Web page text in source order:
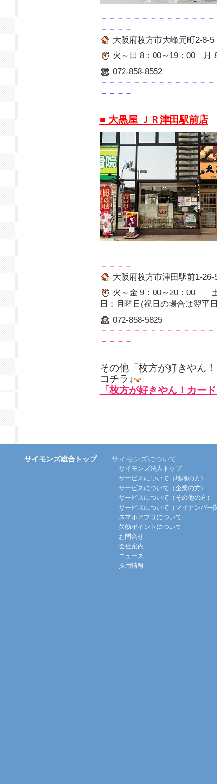
－－－－－－－－－－－－－
－－－－
大阪府枚方市大峰元町2-8-5
火～日 8：00～19：00 月
072-858-8552
－－－－－－－－－－－－－
－－－－
■ 大黒屋 ＪＲ津田駅前店
－－－－－－－－－－－－－
－－－－
大阪府枚方市津田駅前1-
火～金 9：00～20：00 土
日：月曜日(祝日の場合は翌平
072-858-5825
－－－－－－－－－－－－－
－－－－
その他「枚方が好きやん
コチラ↓
「枚方が好きやん！カー
サイモンズ総合トップ サイモンズについて
サイモンズ法人トップ
サービスについて（地域の方）
サービスについて（企業の方）
サービスについて（その他の方）
サービスについて（マイナンバー
スマホアプリについて
失効ポイントについて
お問合せ
会社案内
ニュース
採用情報